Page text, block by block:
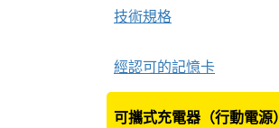
技術規格
經認可的記憶卡
可攜式充電器（行動電源）